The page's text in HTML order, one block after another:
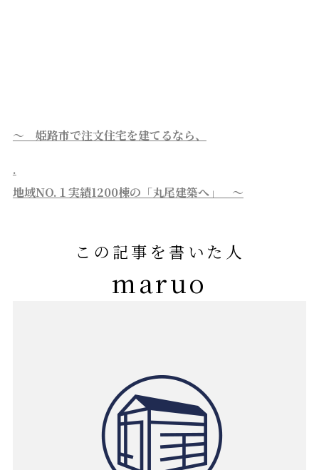
～ 姫路市で注文住宅を建てるなら、
.
地域NO.１実績1200棟の「丸尾建築へ」 ～
この記事を書いた人
maruo